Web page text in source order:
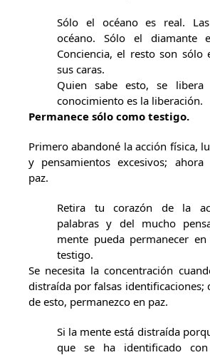
Sólo el océano es real.
océano. Sólo el diamante
Conciencia, el resto son sólo
sus caras.
Quien sabe esto, se libera
conocimiento es la liberación.
Permanece sólo como testigo.
Primero abandoné la acción física,
y pensamientos excesivos; ahora
paz.
Retira tu corazón de la
palabras y del mucho
mente pueda permanecer
testigo.
Se necesita la concentración
distraída por falsas identificaciones;
de esto, permanezco en paz.
Si la mente está distraída
que se ha identificado